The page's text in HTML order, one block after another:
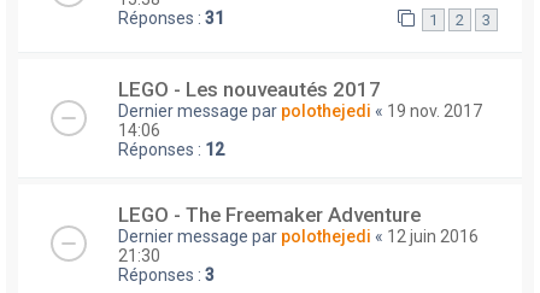
Réponses : 31 1 2 3
LEGO - Les nouveautés 2017
Dernier message par polothejedi « 19 nov. 2017
14:06
Réponses : 12
LEGO - The Freemaker Adventure
Dernier message par polothejedi « 12 juin 2016
21:30
Réponses : 3